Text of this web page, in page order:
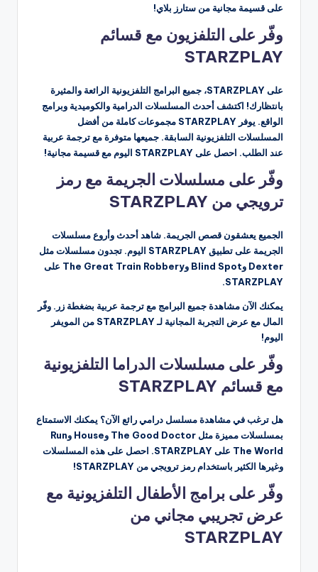
على قسيمة مجانية من ستارز بلاي!
وفّر على التلفزيون مع قسائم
STARZPLAY
على STARZPLAY، جميع البرامج التلفزيونية الرائعة والمثيرة
بانتظارك! اكتشف أحدث المسلسلات الدرامية والكوميدية وبرامج
الواقع. يوفر STARZPLAY مجموعات كاملة من أفضل
المسلسلات التلفزيونية السابقة. جميعها متوفرة مع ترجمة عربية
عند الطلب. احصل على STARZPLAY اليوم مع قسيمة مجانية!
وفّر على مسلسلات الجريمة مع رمز
ترويجي من STARZPLAY
الجميع يعشقون قصص الجريمة. شاهد أحدث وأروع مسلسلات
الجريمة على تطبيق STARZPLAY اليوم. تجدون مسلسلات مثل
Dexter وBlind Spot وThe Great Train Robbery على
STARZPLAY.
يمكنك الآن مشاهدة جميع البرامج مع ترجمة عربية بضغطة زر. وفّر
المال مع عرض التجربة المجانية لـ STARZPLAY من المويفر
اليوم!
وفّر على مسلسلات الدراما التلفزيونية
مع قسائم STARZPLAY
هل ترغب في مشاهدة مسلسل درامي رائع الآن؟ يمكنك الاستمتاع
بمسلسلات مميزة مثل The Good Doctor وHouse وRun
The World على STARZPLAY. احصل على هذه المسلسلات
وغيرها الكثير باستخدام رمز ترويجي من STARZPLAY!
وفّر على برامج الأطفال التلفزيونية مع
عرض تجريبي مجاني من
STARZPLAY